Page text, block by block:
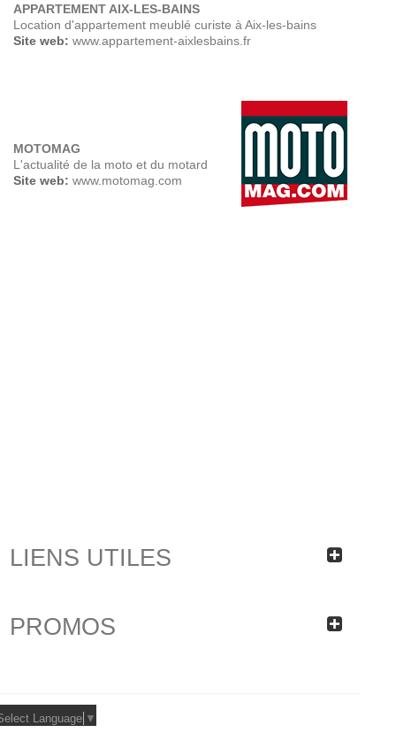
APPARTEMENT AIX-LES-BAINS
Location d'appartement meublé curiste à Aix-les-bains
Site web: www.appartement-aixlesbains.fr
MOTOMAG
L'actualité de la moto et du motard
Site web: www.motomag.com
LIENS UTILES
PROMOS
Language ▼